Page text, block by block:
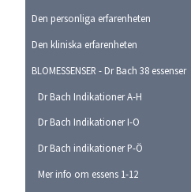
Den personliga erfarenheten
Den kliniska erfarenheten
BLOMESSENSER - Dr Bach 38 essenser
Dr Bach Indikationer A-H
Dr Bach Indikationer I-O
Dr Bach indikationer P-Ö
Mer info om essens 1-12